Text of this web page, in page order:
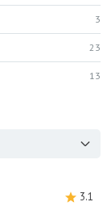
3
23
13
3.1